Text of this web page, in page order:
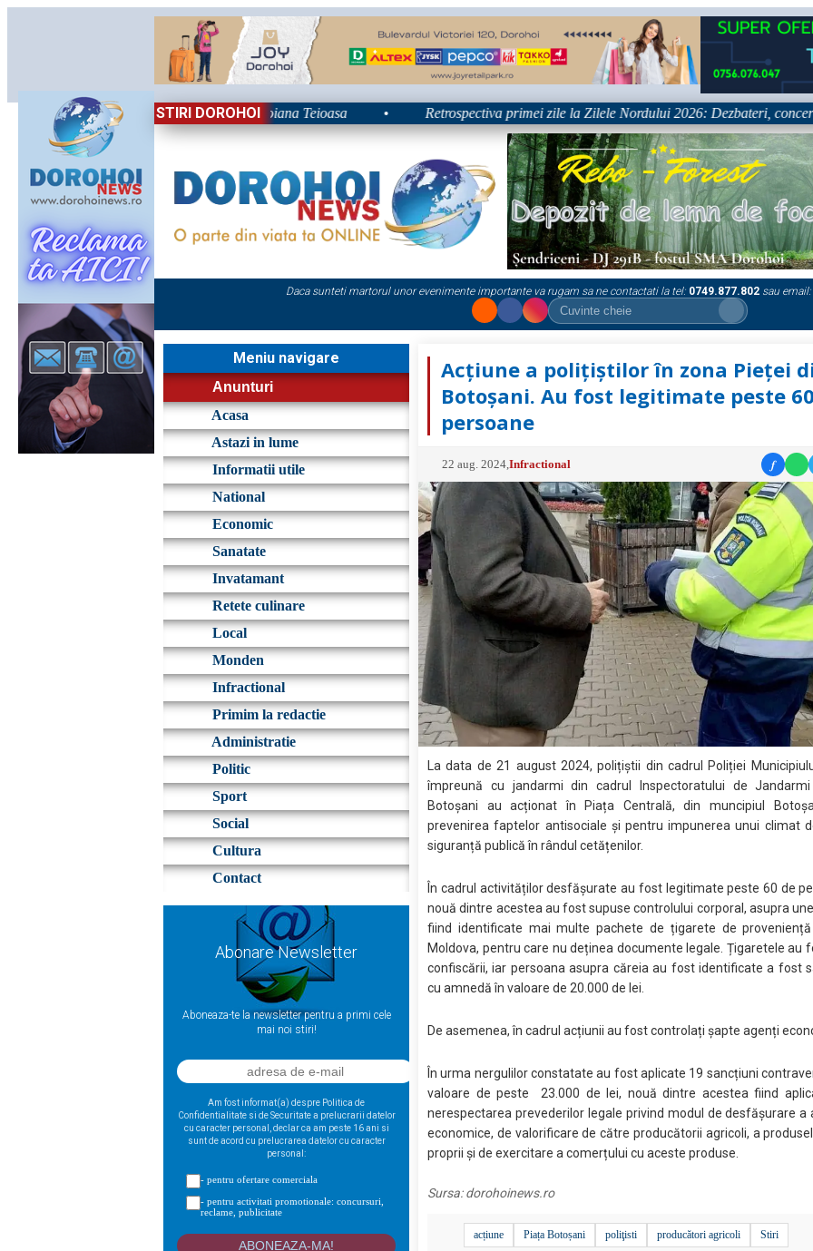
STIRI DOROHOI
2026: Energie și nostalgie în Poiana Teioasa • Retrospectiva primei zile la Zilele Nordului 2026: Dezbateri, concert
Daca sunteti martorul unor evenimente importante va rugam sa ne contactati la tel: 0749.877.802 sau email:
Meniu navigare
Anunturi
Acasa
Astazi in lume
Informatii utile
National
Economic
Sanatate
Invatamant
Retete culinare
Local
Monden
Infractional
Primim la redactie
Administratie
Politic
Sport
Social
Cultura
Contact
Abonare Newsletter
Aboneaza-te la newsletter pentru a primi cele
mai noi stiri!
Am fost informat(a) despre Politica de
Confidentialitate si de Securitate a prelucrarii datelor
cu caracter personal, declar ca am peste 16 ani si
sunt de acord cu prelucrarea datelor cu caracter
personal:
- pentru ofertare comerciala
- pentru activitati promotionale: concursuri,
reclame, publicitate
Acțiune a polițiștilor în zona Pieței
Botoșani. Au fost legitimate peste
persoane
22 aug. 2024 ,Infractional f
La data de 21 august 2024, polițiștii din cadrul Poliției
împreună cu jandarmi din cadrul Inspectoratului de
Botoșani au acționat în Piața Centrală, din muncipiul
prevenirea faptelor antisociale și pentru impunerea unui climat
siguranță publică în rândul cetățenilor.
În cadrul activităților desfășurate au fost legitimate peste 60 de
nouă dintre acestea au fost supuse controlului corporal, asupra
fiind identificate mai multe pachete de țigarete de proveniență
Moldova, pentru care nu deținea documente legale. Țigaretele au
confiscării, iar persoana asupra căreia au fost identificate a fost
cu amnedă în valoare de 20.000 de lei.
De asemenea, în cadrul acțiunii au fost controlați șapte agenți
În urma nergulilor constatate au fost aplicate 19 sancțiuni
valoare de peste 23.000 de lei, nouă dintre acestea fiind
nerespectarea prevederilor legale privind modul de desfășurare a
economice, de valorificare de către producătorii agricoli, a
proprii și de exercitare a comerțului cu aceste produse.
Sursa:dorohoinews.ro
acțiune Piața Botoșani poliţisti producători agricoli Stiri